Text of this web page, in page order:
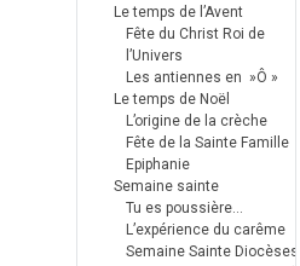
Le temps de l’Avent
Fête du Christ Roi de
l’Univers
Les antiennes en »Ô »
Le temps de Noël
L’origine de la crèche
Fête de la Sainte Famille
Epiphanie
Semaine sainte
Tu es poussière…
L’expérience du carême
Semaine Sainte Diocèses